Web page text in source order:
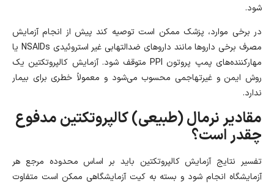
شود.
در برخی موارد، پزشک ممکن است توصیه کند پیش از انجام آزمایش
مصرف برخی داروها مانند داروهای ضدالتهابی غیر استروئیدی NSAIDs یا
مهارکننده‌های پمپ پروتون PPI متوقف شود. آزمایش کالپروتکتین یک
روش ایمن و غیرتهاجمی محسوب می‌شود و معمولاً خطری برای بیمار
ندارد.
مقادیر نرمال (طبیعی) کالپروتکتین مدفوع
چقدر است؟
تفسیر نتایج آزمایش کالپروتکتین باید بر اساس محدوده مرجع هر
آزمایشگاه انجام شود و بسته به کیت آزمایشگاهی ممکن است متفاوت